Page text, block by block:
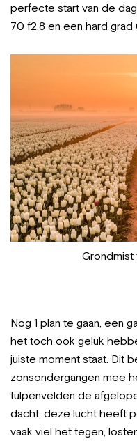
perfecte start van de
70 f2.8 en een hard grad
Grondmist
Nog 1 plan te gaan, een
het toch ook geluk
juiste moment staat. Dit
zonsondergangen mee
tulpenvelden de
dacht, deze lucht heeft
vaak viel het tegen,